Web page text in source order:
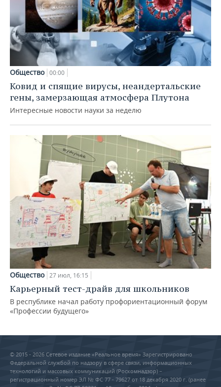
Общество 00:00
Ковид и спящие вирусы, неандертальские
гены, замерзающая атмосфера Плутона
Интересные новости науки за неделю
Общество 27 июл, 16:15
Карьерный тест-драйв для школьников
В республике начал работу профориентационный форум
«Профессии будущего»
© 2015 - 2026 Сетевое издание «Реальное время» Зарегистрировано
Федеральной службой по надзору в сфере связи, информационных
технологий и массовых коммуникаций (Роскомнадзор) –
регистрационный номер ЭЛ № ФС 77 - 79627 от 18 декабря 2020 г. (ранее